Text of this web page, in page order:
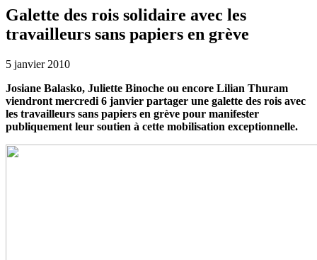
Galette des rois solidaire avec les
travailleurs sans papiers en grève
5 janvier 2010
Josiane Balasko, Juliette Binoche ou encore Lilian Thuram
viendront mercredi 6 janvier partager une galette des rois avec
les travailleurs sans papiers en grève pour manifester
publiquement leur soutien à cette mobilisation exceptionnelle.